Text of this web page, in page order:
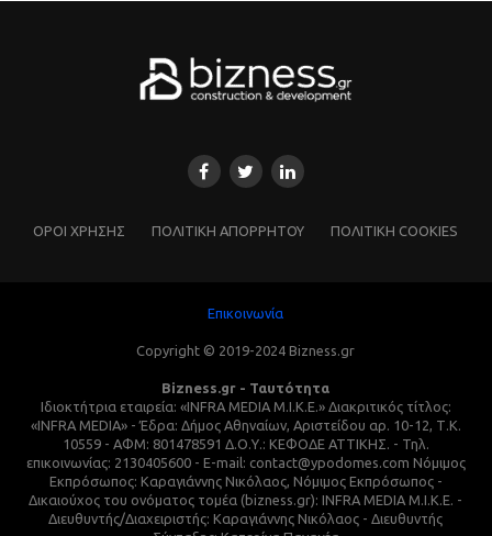
ΌΡΟΙ ΧΡΗΣΗΣ ΠΟΛΙΤΙΚΗ ΑΠΟΡΡΗΤΟΥ ΠΟΛΙΤΙΚΗ COOKIES
Επικοινωνία
Copyright © 2019-2024 Bizness.gr
Bizness.gr - Ταυτότητα
Ιδιοκτήτρια εταιρεία: «INFRA MEDIA M.I.K.E.» Διακριτικός τίτλος:
«INFRA MEDIA» - Έδρα: Δήμος Αθηναίων, Αριστείδου αρ. 10-12, Τ.Κ.
10559 - ΑΦΜ: 801478591 Δ.Ο.Υ.: ΚΕΦΟΔΕ ΑΤΤΙΚΗΣ. - Τηλ.
επικοινωνίας: 2130405600 - E-mail: contact@ypodomes.com Νόμιμος
Εκπρόσωπος: Καραγιάννης Νικόλαος, Νόμιμος Εκπρόσωπος -
Δικαιούχος του ονόματος τομέα (bizness.gr): INFRA MEDIA M.I.K.E. -
Διευθυντής/Διαχειριστής: Καραγιάννης Νικόλαος - Διευθυντής